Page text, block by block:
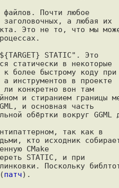
файлов. Почти любое
заголовочных, а любая их
Это не то, что мы
STATIC". Это
статически в некоторые
более быстрому коду при
инструментов в проекте
конкретно вон там
и стиранием границы
и основная часть
обёртки вокруг GGML
так как в
кто исходник
CMake
STATIC, и при
Поскольку
патч).